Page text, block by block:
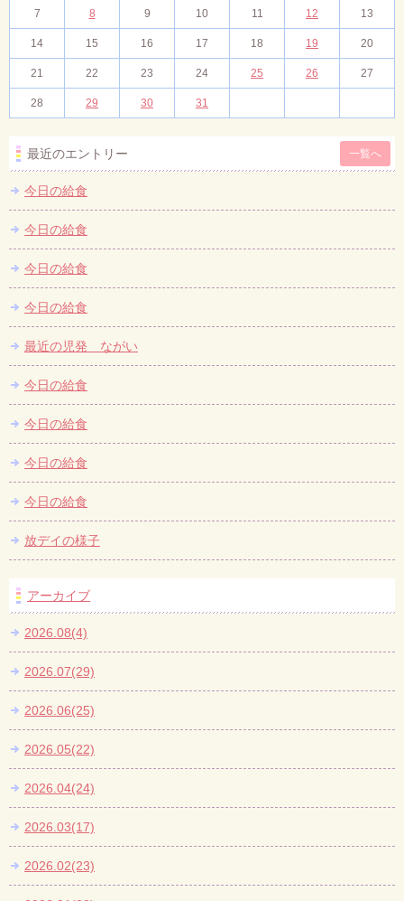
7 8 9 10 11 12 13
14 15 16 17 18 19 20
21 22 23 24 25 26 27
28 29 30 31
最近のエントリー 一覧へ
今日の給食
今日の給食
今日の給食
今日の給食
最近の児発 ながい
今日の給食
今日の給食
今日の給食
今日の給食
放デイの様子
アーカイブ
2026.08(4)
2026.07(29)
2026.06(25)
2026.05(22)
2026.04(24)
2026.03(17)
2026.02(23)